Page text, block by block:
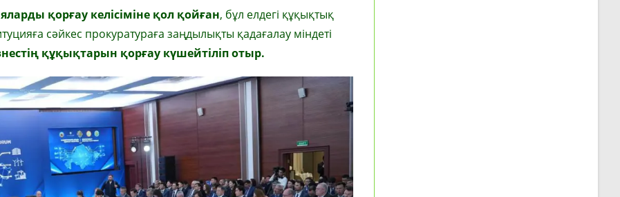
қорғау келісіміне қол қойған, бұл елдегі құқықтық
сәйкес прокуратураға заңдылықты қадағалау міндеті
құқықтарын қорғау күшейтіліп отыр.